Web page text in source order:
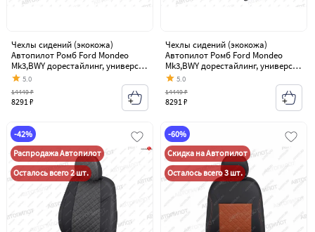
Чехлы сидений (экокожа)
Автопилот Ромб Ford Mondeo
Mk3,BWY дорестайлинг, универсал
(2000-2003)
5.0
8291 ₽
14449 ₽
Чехлы сидений (экокожа)
Автопилот Ромб Ford Mondeo
Mk3,BWY дорестайлинг, универсал
(2000-2003)
5.0
8291 ₽
14449 ₽
-42%
Распродажа Автопилот
Осталось всего 2 шт.
-60%
Скидка на Автопилот
Осталось всего 3 шт.